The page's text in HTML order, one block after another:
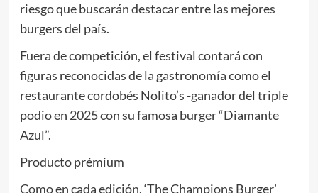
riesgo que buscarán destacar entre las mejores
burgers del país.
Fuera de competición, el festival contará con
figuras reconocidas de la gastronomía como el
restaurante cordobés Nolito’s -ganador del triple
podio en 2025 con su famosa burger “Diamante
Azul”.
Producto prémium
Como en cada edición, ‘The Champions Burger’